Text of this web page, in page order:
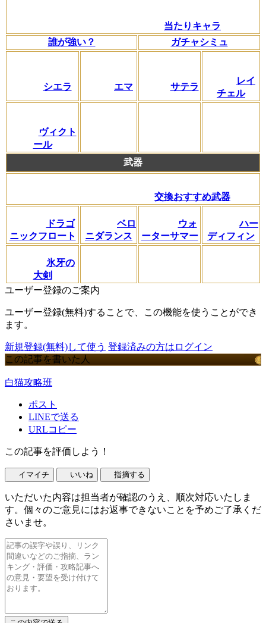
当たりキャラ
誰が強い？
ガチャシミュ
シエラ エマ サテラ
レイ
チェル
ヴィクト
ール
武器
交換おすすめ武器
ドラゴ
ニックフロート
ベロ
ニダランス
ウォ
ーターサマー
ハー
ディフィン
氷牙の
大剣
ユーザー登録のご案内
ユーザー登録(無料)することで、この機能を使うことができ
ます。
新規登録(無料)して使う 登録済みの方はログイン
この記事を書いた人
白猫攻略班
ポスト
LINEで送る
URLコピー
この記事を評価しよう！
イマイチ いいね 指摘する
いただいた内容は担当者が確認のうえ、順次対応いたしま
す。個々のご意見にはお返事できないことを予めご了承くだ
さいませ。